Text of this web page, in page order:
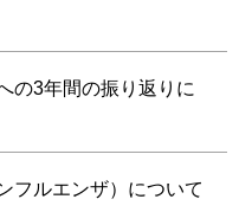
の3年間の振り返りに
フルエンザ）について